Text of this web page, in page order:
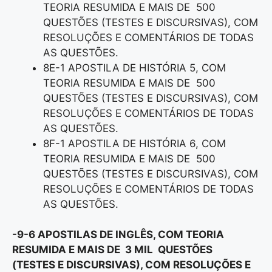
TEORIA RESUMIDA E MAIS DE 500
QUESTÕES (TESTES E DISCURSIVAS), COM
RESOLUÇÕES E COMENTÁRIOS DE TODAS
AS QUESTÕES.
8E-1 APOSTILA DE HISTÓRIA 5, COM
TEORIA RESUMIDA E MAIS DE 500
QUESTÕES (TESTES E DISCURSIVAS), COM
RESOLUÇÕES E COMENTÁRIOS DE TODAS
AS QUESTÕES.
8F-1 APOSTILA DE HISTÓRIA 6, COM
TEORIA RESUMIDA E MAIS DE 500
QUESTÕES (TESTES E DISCURSIVAS), COM
RESOLUÇÕES E COMENTÁRIOS DE TODAS
AS QUESTÕES.
-9-6 APOSTILAS DE INGLÊS, COM TEORIA
RESUMIDA E MAIS DE 3 MIL QUESTÕES
(TESTES E DISCURSIVAS), COM RESOLUÇÕES E